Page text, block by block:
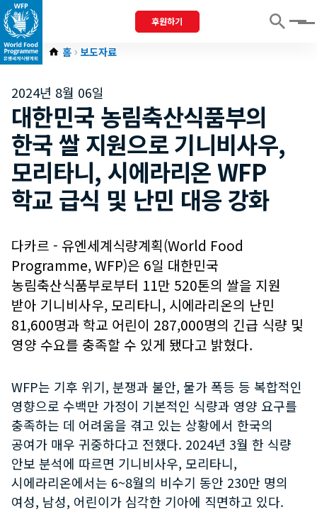
후원하기 Menu
홈 보도자료
2024년 8월 06일
대한민국 농림축산식품부의
한국 쌀 지원으로 기니비사우,
모리타니, 시에라리온 WFP
학교 급식 및 난민 대응 강화
다카르 - 유엔세계식량계획(World Food
Programme, WFP)은 6일 대한민국
농림축산식품부로부터 11만 520톤의 쌀을 지원
받아 기니비사우, 모리타니, 시에라리온의 난민
81,600명과 학교 어린이 287,000명의 긴급 식량 및
영양 수요를 충족할 수 있게 됐다고 밝혔다.
WFP는 기후 위기, 분쟁과 불안, 물가 폭등 등 복합적인
영향으로 수백만 가정이 기본적인 식량과 영양 요구를
충족하는 데 어려움을 겪고 있는 상황에서 한국의
공여가 매우 귀중하다고 전했다. 2024년 3월 한 식량
안보 분석에 따르면 기니비사우, 모리타니,
시에라리온에서는 6~8월의 비수기 동안 230만 명의
여성, 남성, 어린이가 심각한 기아에 직면하고 있다.